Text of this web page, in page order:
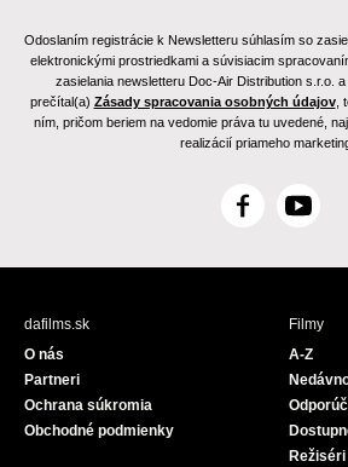
Odoslaním registrácie k Newsletteru súhlasím so
elektronickými prostriedkami a súvisiacim
zasielania newsletteru Doc-Air Distribution s.r.o.
prečítal(a) Zásady spracovania osobných údajov,
ním, pričom beriem na vedomie práva tu uvedené,
realizácií priameho
F
c
Y
u
e
dafilms.sk
O nás
Partneri
Ochrana súkromia
Obchodné podmienky
Filmy
A-Z
Režiséri